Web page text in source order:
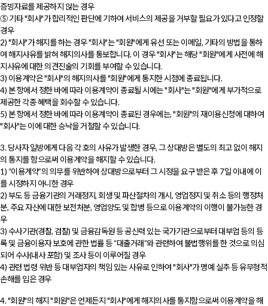
증빙자료를 제공하지 않는 경우
⑤ 기타 "회사"가 합리적인 판단에 기하여 서비스의 제공을 거부할 필요가 있다고 인정할
경우
2) "회사"가 해지를 하는 경우 "회사"는 "회원"에게 유선 또는 이메일, 기타의 방법을 통하
여 해지사유를 밝혀 해지의사를 통보합니다. 이 경우 "회사"는 해당 "회원"에게 사전에 해
지사유에 대한 의견진술의 기회를 부여할 수 있습니다.
3) 이용계약은 "회사"의 해지의사를 "회원"에게 통지한 시점에 종료됩니다.
4) 본 항에서 정한 바에 따라 이용계약이 종료될 시에는 "회사"는 "회원"에게 부가적으로
제공한 각종 혜택을 회수할 수 있습니다.
5) 본 항에서 정한 바에 따라 이용계약이 종료된 경우에는, "회원"의 재이용신청에 대하여
"회사"는 이에 대한 승낙을 거절할 수 있습니다.
3. 당사자 일방에게 다음 각 호의 사유가 발생한 경우, 그 상대방은 별도의 최고 없이 해지
의 통지를 함으로써 이용계약을 해지할 수 있습니다.
1) “이용계약”의 의무를 위반하여 상대방으로부터 그 시정을 요구 받은 후 7일 이내에 이
를 시정하지 아니한 경우
2) 부도 등 금융기관의 거래정지, 회생 및 파산절차의 개시, 영업정지 및 취소 등의 행정처
분, 주요 자산에 대한 보전처분, 영업양도 및 합병 등으로 이용계약의 이행이 불가능한 경
우
3) 수사기관(경찰, 검찰) 및 금융감독원 등 공신력 있는 국가기관으로부터 대부업 등의 등
록 및 금융이용자 보호에 관한 법률 등 “대출거래”와 관련하여 불법행위를 한 것으로 의심
되어 수사(내사 포함) 및 조사 등이 이루어질 경우
4) 관련 법령 위반 등 대부업자의 책임 있는 사유로 인하여 "회사"가 명예 실추 등 유무형적
손해를 입은 경우
4. "회원"의 해지 "회원"은 언제든지 "회사"에게 해지의사를 통지함으로써 이용계약을 해